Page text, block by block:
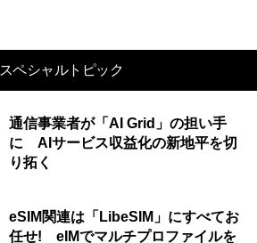
スペシャルトピック
通信事業者が「AI Grid」の担い手
に AIサービス収益化の新地平を切
り拓く
eSIM関連は「LibeSIM」にすべてお
任せ! eIMでマルチプロファイルを